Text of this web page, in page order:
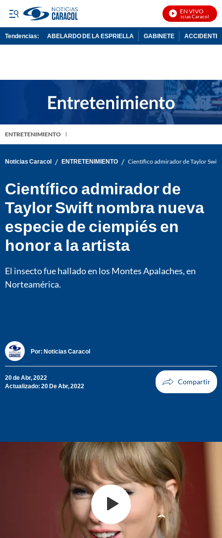
EN VIVO
Noticias Caracol En
Tendencias: ABELARDO DE LA ESPRIELLA GABINETE ACCIDENTE
ENTRETENIMIENTO
Noticias Caracol / ENTRETENIMIENTO / Científico admirador de Taylor Swift
Científico admirador de
Taylor Swift nombra nueva
especie de ciempiés en
honor a la artista
El insecto fue hallado en los Montes Apalaches, en
Norteamérica.
Por: Noticias Caracol
20 de Abr, 2022
Actualizado: 20 De Abr, 2022